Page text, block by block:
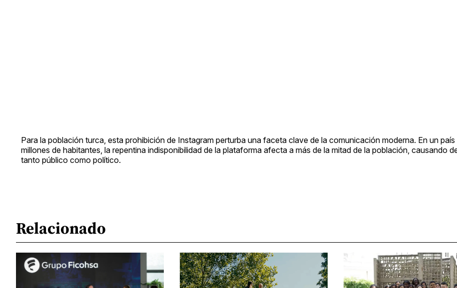
Para la población turca, esta prohibición de Instagram perturba una faceta clave de la comunicación moderna. En un
millones de habitantes, la repentina indisponibilidad de la plataforma afecta a más de la mitad de la población, causando
tanto público como político.
Relacionado